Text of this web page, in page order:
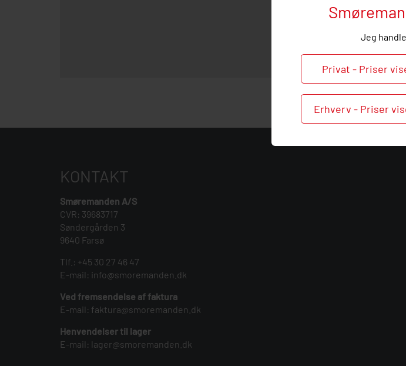
Jeg
Privat - Priser
Erhverv - Priser
KONTAKT
Smøremanden A/S
CVR: 39683717
Søndergården 3
9640 Farsø
Tlf.: +45 30 27 46 47
E-mail: info@smoremanden.dk
Ved fremsendelse af faktura
E-mail: faktura@smoremanden.dk
Henvendelser til lager
E-mail: lager@smoremanden.dk